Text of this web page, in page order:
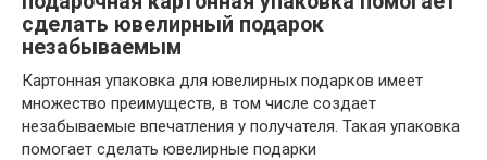
сделать ювелирный подарок
незабываемым
Картонная упаковка для ювелирных подарков имеет
множество преимуществ, в том числе создает
незабываемые впечатления у получателя. Такая упаковка
помогает сделать ювелирные подарки